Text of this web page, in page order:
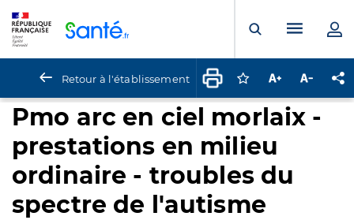
Ouvrir laMenu
Retour à l'établissement Connectez-vous
Augmenter la
Pmo arc en ciel morlaix -
prestations en milieu
ordinaire - troubles du
spectre de l'autisme